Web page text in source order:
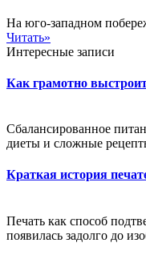
На юго-западном
Читать»
Интересные записи
Как грамотно
Сбалансированное
диеты и сложные
Краткая история
Печать как способ
появилась задолго до